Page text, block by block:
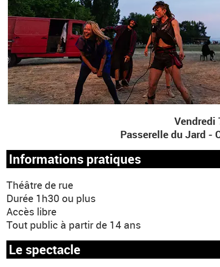
Vendredi
Passerelle du Jard -
Informations pratiques
Théâtre de rue
Durée 1h30 ou plus
Accès libre
Tout public à partir de 14 ans
Le spectacle